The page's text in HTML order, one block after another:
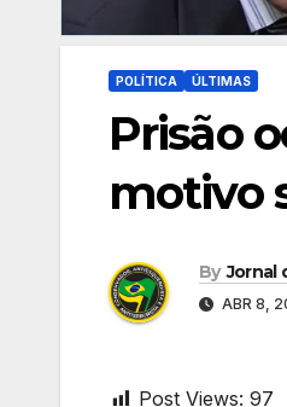
POLÍTICA ÚLTIMAS
Prisão
motivo
By Jornal
ABR 8,
Post Views: 97